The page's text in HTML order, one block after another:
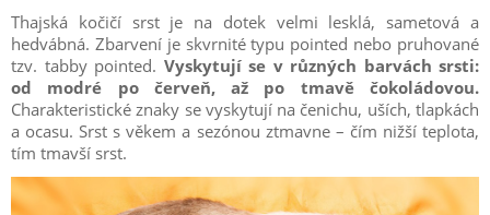
Thajská kočičí srst je na dotek velmi lesklá, sametová a
hedvábná. Zbarvení je skvrnité typu pointed nebo pruhované
tzv. tabby pointed. Vyskytují se v různých barvách srsti:
od modré po červeň, až po tmavě čokoládovou.
Charakteristické znaky se vyskytují na čenichu, uších, tlapkách
a ocasu. Srst s věkem a sezónou ztmavne – čím nižší teplota,
tím tmavší srst.